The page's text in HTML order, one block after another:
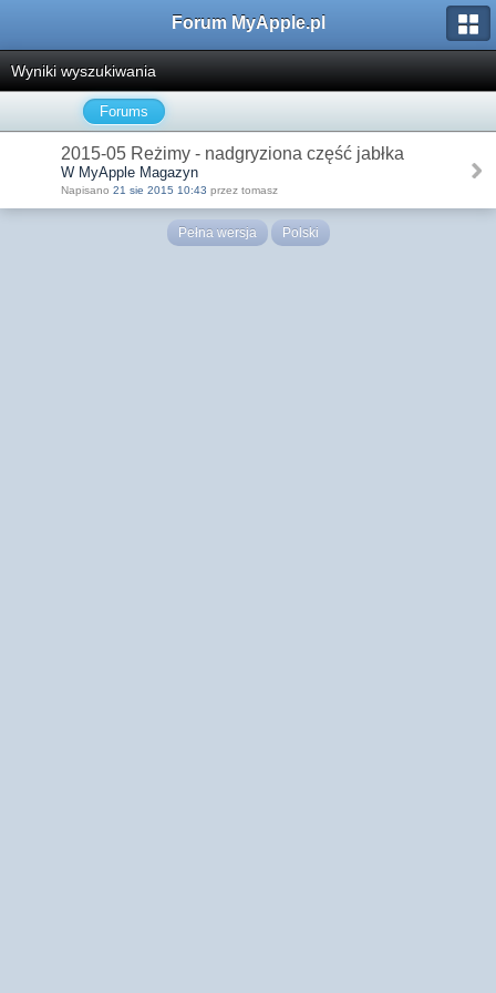
Forum MyApple.pl
Wyniki wyszukiwania
Forums
2015-05 Reżimy - nadgryziona część jabłka
W MyApple Magazyn
Napisano 21 sie 2015 10:43 przez tomasz
Pełna wersja Polski